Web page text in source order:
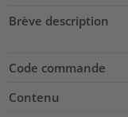
Brève description
Code commande
Contenu